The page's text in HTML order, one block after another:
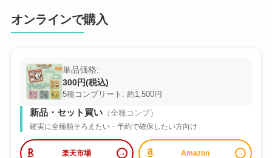
オンラインで購入
単品価格:
300円(税込)
5種コンプリート: 約1,500円
新品・セット買い（全種コンプ）
確実に全種類そろえたい・予約で確保したい方向け
楽天市場 Amazon